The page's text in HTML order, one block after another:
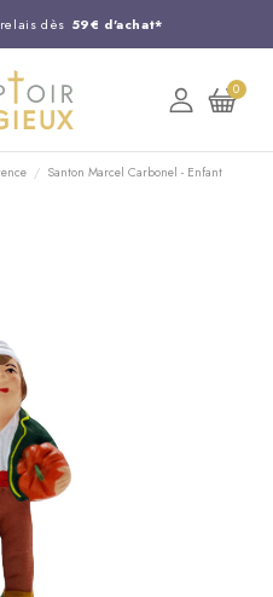
dès 59€ d'achat*
au 03 20 24 74 15
le jour même !
0
Santon Marcel Carbonel - Enfant